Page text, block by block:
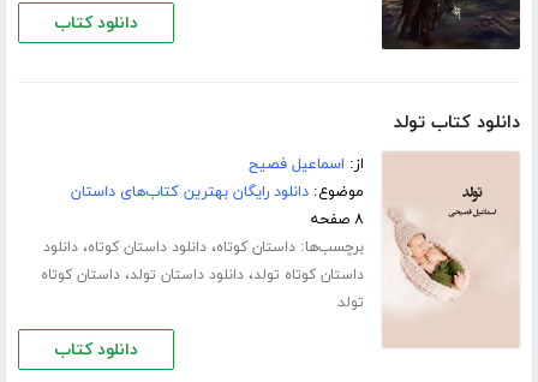
دانلود کتاب
دانلود کتاب تولد
از: اسماعیل فصیح
موضوع:دانلود رایگان بهترین کتاب‌های داستان
۸ صفحه
برچسب‌ها:داستان کوتاه،دانلود داستان کوتاه،دانلود
داستان کوتاه تولد،دانلود داستان تولد،داستان کوتاه
تولد
دانلود کتاب